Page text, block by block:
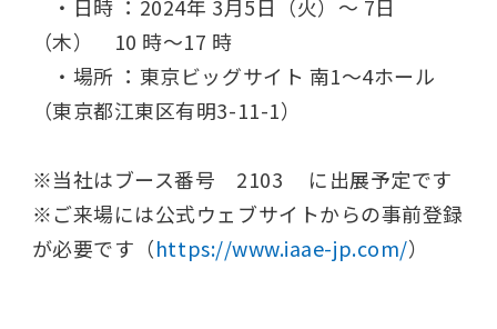
・日時 ：2024年 3月5日（火）～ 7日
（木） 10 時～17 時
・場所 ：東京ビッグサイト 南1～4ホール
（東京都江東区有明3-11-1）
※当社はブース番号 2103 に出展予定です
※ご来場には公式ウェブサイトからの事前登録
が必要です（https://www.iaae-jp.com/）